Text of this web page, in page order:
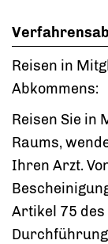
Reisen in
Abkommens:
Reisen Sie in
Raums,
Ihren Arzt.
Artikel 75